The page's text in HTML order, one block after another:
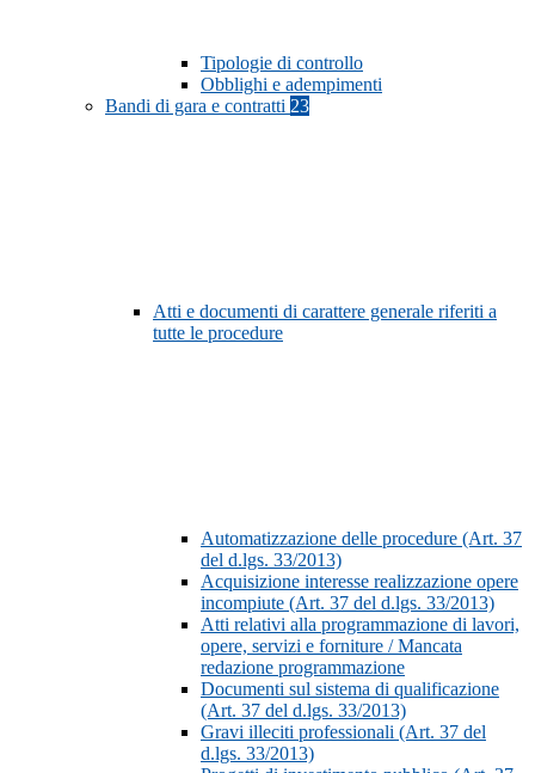
Tipologie di controllo
Obblighi e adempimenti
Bandi di gara e contratti 23
Atti e documenti di carattere generale riferiti a
tutte le procedure
Automatizzazione delle procedure (Art. 37
del d.lgs. 33/2013)
Acquisizione interesse realizzazione opere
incompiute (Art. 37 del d.lgs. 33/2013)
Atti relativi alla programmazione di lavori,
opere, servizi e forniture / Mancata
redazione programmazione
Documenti sul sistema di qualificazione
(Art. 37 del d.lgs. 33/2013)
Gravi illeciti professionali (Art. 37 del
d.lgs. 33/2013)